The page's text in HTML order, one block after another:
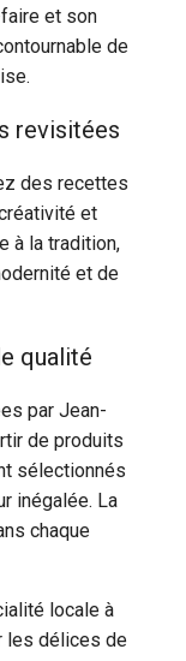
et son
de
revisitées
des recettes
et
à la tradition,
et de
qualité
par Jean-
de produits
sélectionnés
inégalée. La
chaque
locale à
les délices de